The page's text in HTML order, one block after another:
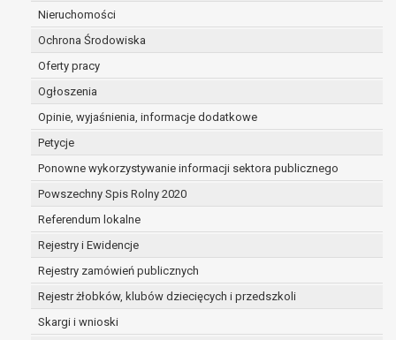
Nieruchomości
Ochrona Środowiska
Oferty pracy
Ogłoszenia
Opinie, wyjaśnienia, informacje dodatkowe
Petycje
Ponowne wykorzystywanie informacji sektora publicznego
Powszechny Spis Rolny 2020
Referendum lokalne
Rejestry i Ewidencje
Rejestry zamówień publicznych
Rejestr żłobków, klubów dziecięcych i przedszkoli
Skargi i wnioski
administratora danych osobowych przysługuje
Pani/Panu:
prawo dostępu do treści danych oraz
prawo do żądania sprostowania danych na
podstawie art. 16 RODO,
dane są nieprawidłowe lub
niekompletne;
prawo do żądania usunięcia danych
osobowych (tzw. prawo do bycia
zapomnianym) na podstawie art. 17 RODO,
w przypadku gdy:
dane nie są już niezbędne do celów,
dla których były zebrane lub w inny